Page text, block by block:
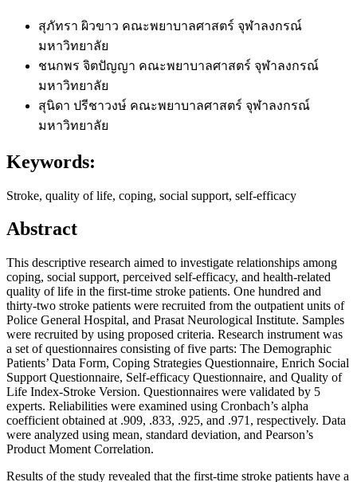
สุภัทรา ผิวขาว คณะพยาบาลศาสตร์ จุฬาลงกรณ์
มหาวิทยาลัย
ชนกพร จิตปัญญา คณะพยาบาลศาสตร์ จุฬาลงกรณ์
มหาวิทยาลัย
สุนิดา ปรีชาวงษ์ คณะพยาบาลศาสตร์ จุฬาลงกรณ์
มหาวิทยาลัย
Keywords:
Stroke, quality of life, coping, social support, self-efficacy
Abstract
This descriptive research aimed to investigate relationships among
coping, social support, perceived self-efficacy, and health-related
quality of life in the first-time stroke patients. One hundred and
thirty-two stroke patients were recruited from the outpatient units of
Police General Hospital, and Prasat Neurological Institute. Samples
were recruited by using proposed criteria. Research instrument was
a set of questionnaires consisting of five parts: The Demographic
Patients’ Data Form, Coping Strategies Questionnaire, Enrich Social
Support Questionnaire, Self-efficacy Questionnaire, and Quality of
Life Index-Stroke Version. Questionnaires were validated by 5
experts. Reliabilities were examined using Cronbach’s alpha
coefficient obtained at .909, .833, .925, and .971, respectively. Data
were analyzed using mean, standard deviation, and Pearson’s
Product Moment Correlation.
Results of the study revealed that the first-time stroke patients have a